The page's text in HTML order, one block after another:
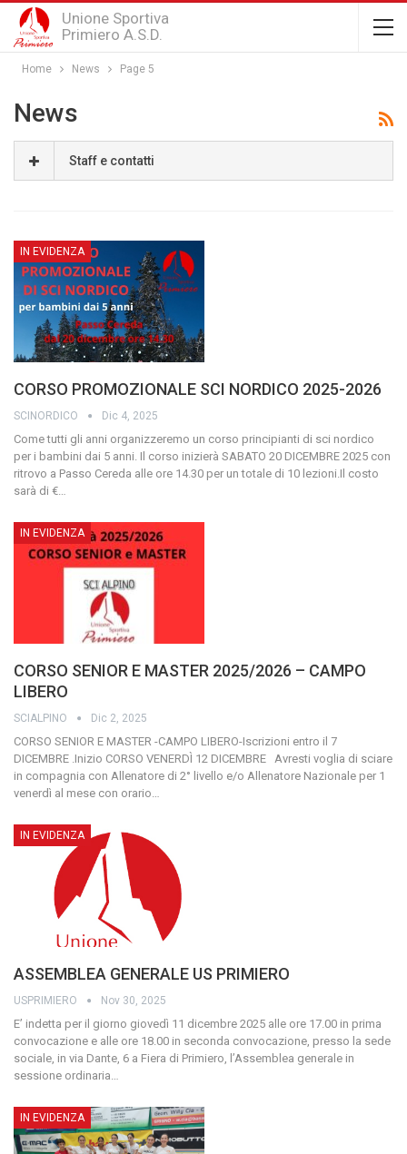
Unione Sportiva
Primiero A.S.D.
Home News Page 5
News
Staff e contatti
IN EVIDENZA
CORSO PROMOZIONALE SCI NORDICO 2025-2026
SCINORDICO Dic 4, 2025
Come tutti gli anni organizzeremo un corso principianti di sci nordico
per i bambini dai 5 anni. Il corso inizierà SABATO 20 DICEMBRE 2025 con
ritrovo a Passo Cereda alle ore 14.30 per un totale di 10 lezioni.Il costo
sarà di €…
IN EVIDENZA
CORSO SENIOR E MASTER 2025/2026 – CAMPO
LIBERO
SCIALPINO Dic 2, 2025
CORSO SENIOR E MASTER -CAMPO LIBERO-Iscrizioni entro il 7
DICEMBRE .Inizio CORSO VENERDÌ 12 DICEMBRE Avresti voglia di sciare
in compagnia con Allenatore di 2° livello e/o Allenatore Nazionale per 1
venerdì al mese con orario…
IN EVIDENZA
ASSEMBLEA GENERALE US PRIMIERO
USPRIMIERO Nov 30, 2025
E’ indetta per il giorno giovedì 11 dicembre 2025 alle ore 17.00 in prima
convocazione e alle ore 18.00 in seconda convocazione, presso la sede
sociale, in via Dante, 6 a Fiera di Primiero, l’Assemblea generale in
sessione ordinaria
IN EVIDENZA